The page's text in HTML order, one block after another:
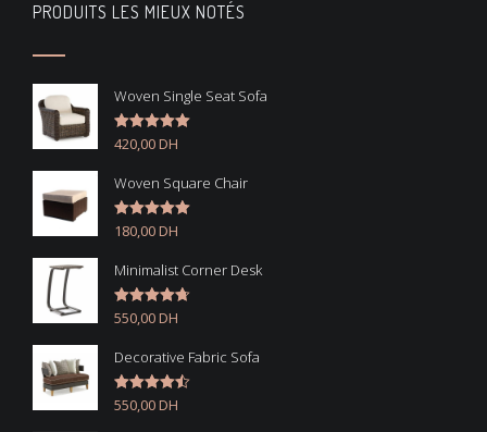
PRODUITS LES MIEUX NOTÉS
Woven Single Seat Sofa
Note5.00
sur 5
420,00DH
Woven Square Chair
Note5.00
sur 5
180,00DH
Minimalist Corner Desk
Note4.67
sur 5
550,00DH
Decorative Fabric Sofa
Note4.50
sur 5
550,00DH